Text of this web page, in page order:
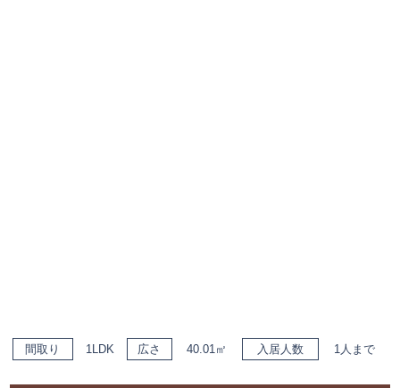
間取り 1LDK 広さ 40.01㎡ 入居人数 1人まで